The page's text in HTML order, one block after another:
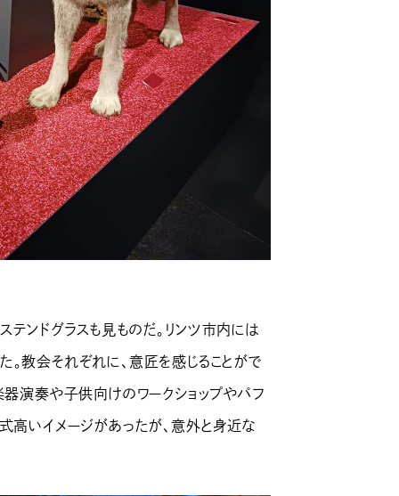
ンドグラスも見ものだ。リンツ市内には
教会それぞれに、意匠を感じることがで
器演奏や子供向けのワークショップやパフ
高いイメージがあったが、意外と身近な